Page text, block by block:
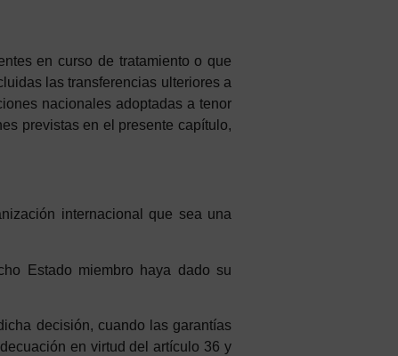
en curso de tratamiento o que
las transferencias ulteriores a
nacionales adoptadas a tenor
previstasen el presente capítulo,
internacional que sea una
Estado miembro haya d ad o su
decisión, cuando las garantías
en virtud del artículo 36 y